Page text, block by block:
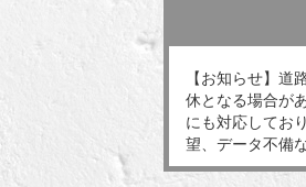
【お知らせ】道
休となる場合が
にも対応してお
望、データ不備